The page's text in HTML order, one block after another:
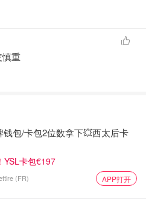
慎重
钱包/卡包2位数拿下💥西太后卡
YSL卡包€197
(FR) APP打开